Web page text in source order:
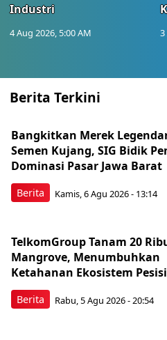
Industri
4 Aug 2026, 5:00 AM 3
Berita Terkini
Berita
Bangkitkan Merek
Semen Kujang, SIG Bidik
Dominasi Pasar Jawa Barat
Kamis, 6 Agu 2026 - 13:14
Berita
TelkomGroup Tanam 20
Mangrove, Menumbuhkan
Ketahanan Ekosistem
Rabu, 5 Agu 2026 - 20:54